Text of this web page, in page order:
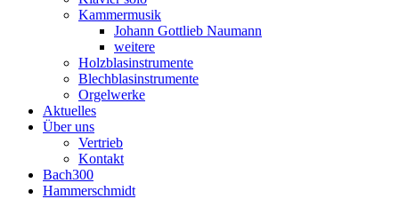
Kammermusik
Johann Gottlieb Naumann
weitere
Holzblasinstrumente
Blechblasinstrumente
Orgelwerke
Aktuelles
Über uns
Vertrieb
Kontakt
Bach300
Hammerschmidt